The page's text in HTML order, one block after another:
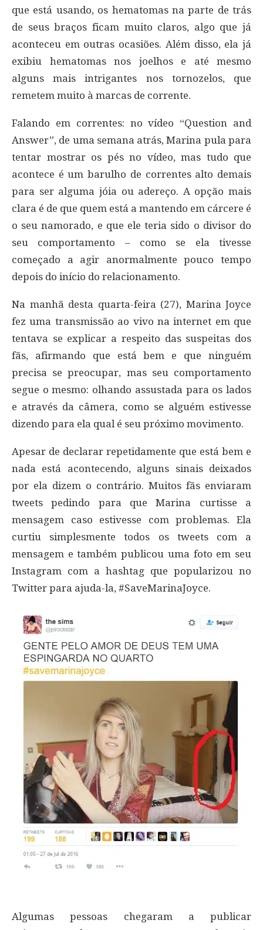
que está usando, os hematomas na parte de trás
de seus braços ficam muito claros, algo que já
aconteceu em outras ocasiões. Além disso, ela já
exibiu hematomas nos joelhos e até mesmo
alguns mais intrigantes nos tornozelos, que
remetem muito à marcas de corrente.
Falando em correntes: no vídeo “Question and
Answer”, de uma semana atrás, Marina pula para
tentar mostrar os pés no vídeo, mas tudo que
acontece é um barulho de correntes alto demais
para ser alguma jóia ou adereço. A opção mais
clara é de que quem está a mantendo em cárcere é
o seu namorado, e que ele teria sido o divisor do
seu comportamento – como se ela tivesse
começado a agir anormalmente pouco tempo
depois do início do relacionamento.
Na manhã desta quarta-feira (27), Marina Joyce
fez uma transmissão ao vivo na internet em que
tentava se explicar a respeito das suspeitas dos
fãs, afirmando que está bem e que ninguém
precisa se preocupar, mas seu comportamento
segue o mesmo: olhando assustada para os lados
e através da câmera, como se alguém estivesse
dizendo para ela qual é seu próximo movimento.
Apesar de declarar repetidamente que está bem e
nada está acontecendo, alguns sinais deixados
por ela dizem o contrário. Muitos fãs enviaram
tweets pedindo para que Marina curtisse a
mensagem caso estivesse com problemas. Ela
curtiu simplesmente todos os tweets com a
mensagem e também publicou uma foto em seu
Instagram com a hashtag que popularizou no
Twitter para ajuda-la, #SaveMarinaJoyce.
Algumas pessoas chegaram a publicar